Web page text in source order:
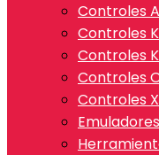
Controles
Controles
Controles
Controles
Controles
Emuladores